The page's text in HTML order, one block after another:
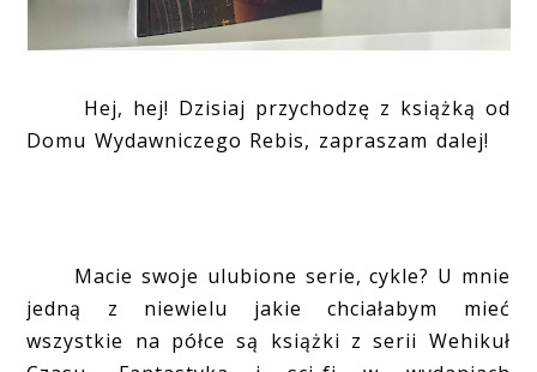
Hej, hej! Dzisiaj przychodzę z książką od
Domu Wydawniczego Rebis, zapraszam dalej!
Macie swoje ulubione serie, cykle? U mnie
jedną z niewielu jakie chciałabym mieć
wszystkie na półce są książki z serii Wehikuł